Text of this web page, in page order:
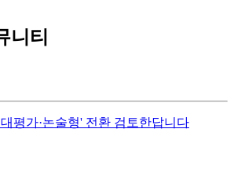
니티
평가·논술형' 전환 검토한답니다